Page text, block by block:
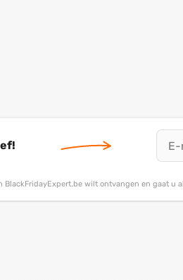
wilt ontvangen en gaat u